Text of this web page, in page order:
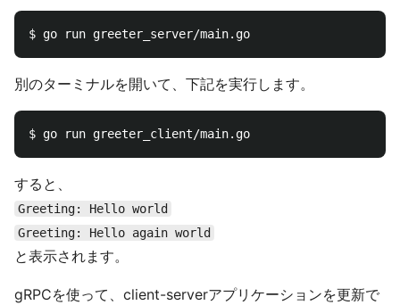
別のターミナルを開いて、下記を実行します。
すると、
Greeting: Hello world
Greeting: Hello again world
と表示されます。
gRPCを使って、client-serverアプリケーションを更新で